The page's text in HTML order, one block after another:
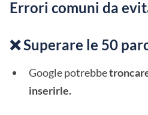
Errori comuni da
❌ Superare le 50
Google potrebbe
inserirle.